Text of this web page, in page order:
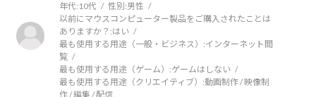
年代: 10代 性別:男性
以前にマウスコンピューター製品をご購入されたことは
ありますか？:はい
最も使用する用途（一般・ビジネス）:インターネット閲
覧
最も使用する用途（ゲーム）:ゲームはしない
最も使用する用途（クリエイティブ）:動画制作 / 映像制
作 / 編集 / 配信